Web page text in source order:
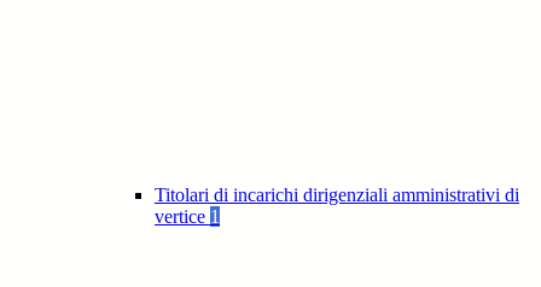
Titolari di incarichi dirigenziali amministrativi di
vertice 1